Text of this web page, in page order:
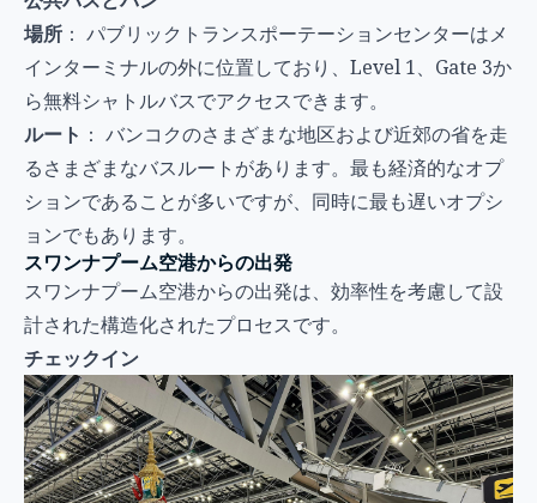
場所 ： パブリックトランスポーテーションセンターはメ
インターミナルの外に位置しており、Level 1、Gate 3か
ら無料シャトルバスでアクセスできます。
ルート ： バンコクのさまざまな地区および近郊の省を走
るさまざまなバスルートがあります。最も経済的なオプ
ションであることが多いですが、同時に最も遅いオプシ
ョンでもあります。
スワンナプーム空港からの出発
スワンナプーム空港からの出発は、効率性を考慮して設
計された構造化されたプロセスです。
チェックイン